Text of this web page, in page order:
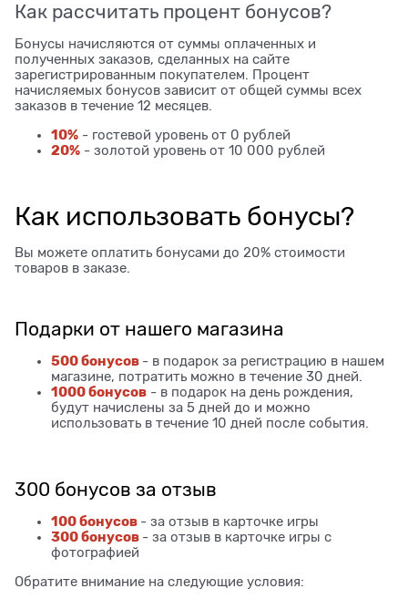
Как рассчитать процент бонусов?
Бонусы начисляются от суммы оплаченных и
полученных заказов, сделанных на сайте
зарегистрированным покупателем. Процент
начисляемых бонусов зависит от общей суммы всех
заказов в течение 12 месяцев.
10% - гостевой уровень от 0 рублей
20% - золотой уровень от 10 000 рублей
Как использовать бонусы?
Вы можете оплатить бонусами до 20% стоимости
товаров в заказе.
Подарки от нашего магазина
500 бонусов - в подарок за регистрацию в нашем
магазине, потратить можно в течение 30 дней.
1000 бонусов - в подарок на день рождения,
будут начислены за 5 дней до и можно
использовать в течение 10 дней после события.
300 бонусов за отзыв
100 бонусов - за отзыв в карточке игры
300 бонусов - за отзыв в карточке игры с
фотографией
Обратите внимание на следующие условия: